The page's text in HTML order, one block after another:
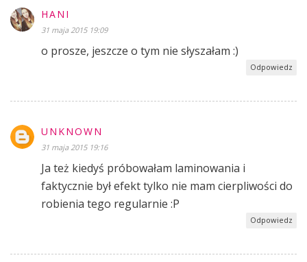
HANI
31 maja 2015 19:09
o prosze, jeszcze o tym nie słyszałam :)
Odpowiedz
UNKNOWN
31 maja 2015 19:16
Ja też kiedyś próbowałam laminowania i
faktycznie był efekt tylko nie mam cierpliwości do
robienia tego regularnie :P
Odpowiedz